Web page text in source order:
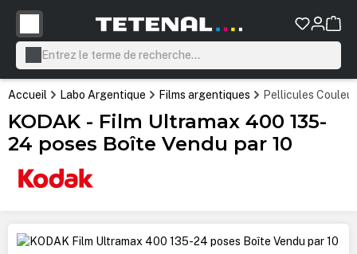
principal
Accueil Labo Argentique Films argentiques Pellicules Couleur
KODAK - Film Ultramax 400 135-
24 poses Boîte Vendu par 10
Ignorer la galerie d'images